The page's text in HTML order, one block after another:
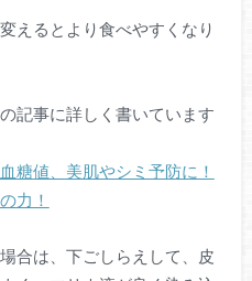
えるとより食べやすくなり
記事に詳しく書いています
糖値、美肌やシミ予防に！
力！
合は、下ごしらえして、皮